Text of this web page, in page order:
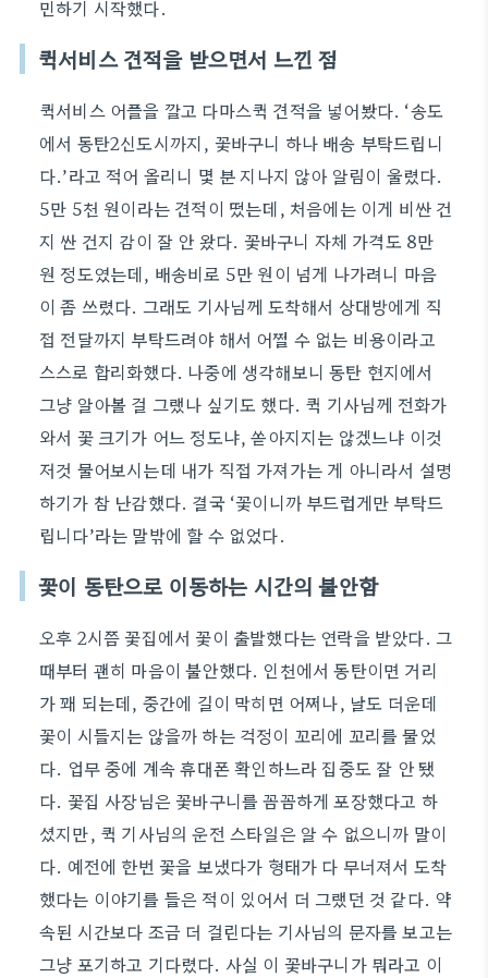
민하기 시작했다.
퀵서비스 견적을 받으면서 느낀 점
퀵서비스 어플을 깔고 다마스퀵 견적을 넣어봤다. ‘송도
에서 동탄2신도시까지, 꽃바구니 하나 배송 부탁드립니
다.’라고 적어 올리니 몇 분 지나지 않아 알림이 울렸다.
5만 5천 원이라는 견적이 떴는데, 처음에는 이게 비싼 건
지 싼 건지 감이 잘 안 왔다. 꽃바구니 자체 가격도 8만
원 정도였는데, 배송비로 5만 원이 넘게 나가려니 마음
이 좀 쓰렸다. 그래도 기사님께 도착해서 상대방에게 직
접 전달까지 부탁드려야 해서 어쩔 수 없는 비용이라고
스스로 합리화했다. 나중에 생각해보니 동탄 현지에서
그냥 알아볼 걸 그랬나 싶기도 했다. 퀵 기사님께 전화가
와서 꽃 크기가 어느 정도냐, 쏟아지지는 않겠느냐 이것
저것 물어보시는데 내가 직접 가져가는 게 아니라서 설명
하기가 참 난감했다. 결국 ‘꽃이니까 부드럽게만 부탁드
립니다’라는 말밖에 할 수 없었다.
꽃이 동탄으로 이동하는 시간의 불안함
오후 2시쯤 꽃집에서 꽃이 출발했다는 연락을 받았다. 그
때부터 괜히 마음이 불안했다. 인천에서 동탄이면 거리
가 꽤 되는데, 중간에 길이 막히면 어쩌나, 날도 더운데
꽃이 시들지는 않을까 하는 걱정이 꼬리에 꼬리를 물었
다. 업무 중에 계속 휴대폰 확인하느라 집중도 잘 안 됐
다. 꽃집 사장님은 꽃바구니를 꼼꼼하게 포장했다고 하
셨지만, 퀵 기사님의 운전 스타일은 알 수 없으니까 말이
다. 예전에 한번 꽃을 보냈다가 형태가 다 무너져서 도착
했다는 이야기를 들은 적이 있어서 더 그랬던 것 같다. 약
속된 시간보다 조금 더 걸린다는 기사님의 문자를 보고는
그냥 포기하고 기다렸다. 사실 이 꽃바구니가 뭐라고 이